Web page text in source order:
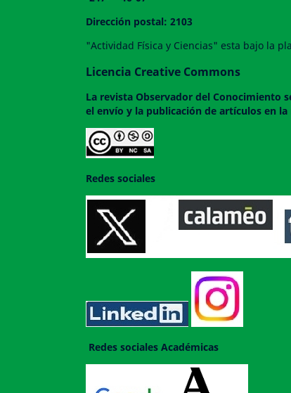
Dirección postal: 2103
"Actividad Física y Ciencias" esta bajo la
Licencia Creative Commons
La revista Observador del Conocimiento
el envío y la publicación de artículos en
Redes sociales
Redes sociales Académicas